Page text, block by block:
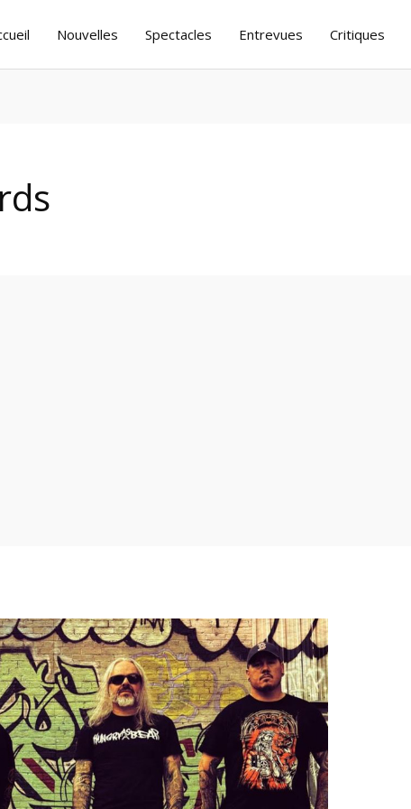
Nouvelles Spectacles Entrevues Critiques